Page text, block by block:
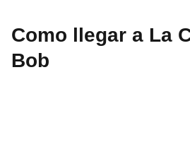
Como llegar a La
Bob